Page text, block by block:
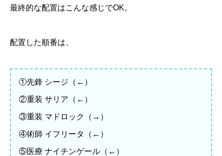
最終的な配置はこんな感じでOK。
配置した順番は、
①先鋒 シージ（←）
②重装 サリア（←）
③重装 マドロック（→）
④術師 イフリータ（←）
⑤医療 ナイチンゲール（←）